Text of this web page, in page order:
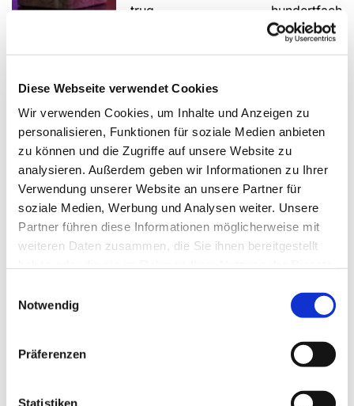
Diese Webseite verwendet Cookies
Wir verwenden Cookies, um Inhalte und Anzeigen zu
personalisieren, Funktionen für soziale Medien anbieten
zu können und die Zugriffe auf unsere Website zu
analysieren. Außerdem geben wir Informationen zu Ihrer
Verwendung unserer Website an unsere Partner für
soziale Medien, Werbung und Analysen weiter. Unsere
Partner führen diese Informationen möglicherweise mit
weiteren Daten zusammen, die Sie ihnen bereitgestellt
Notwendig
Präferenzen
Statistiken
trug hundertfach
Frucht.“
veranschaulicht das Johannes-Wort: „In meines Vaters
Hause sind viele Wohnungen“.
Mit der Taufe wird ein Mensch in die Gemeinschaft der
Gläubigen aufgenommen, er wird zu einem Kind
Gottes. Das Taufbecken zeigt auf einer Seite Jesus als
Erlöser der Welt, auf der anderen Jesus die Kinder
segnend. Auf der Rückseite befindet sich ein
verschlungenes „Alpha und Omega“. Die dreiseitige
Form des Taufbeckens weist auf die Dreifaltigkeit
Der Ständer für die Osterkerze greift diese Form auf.